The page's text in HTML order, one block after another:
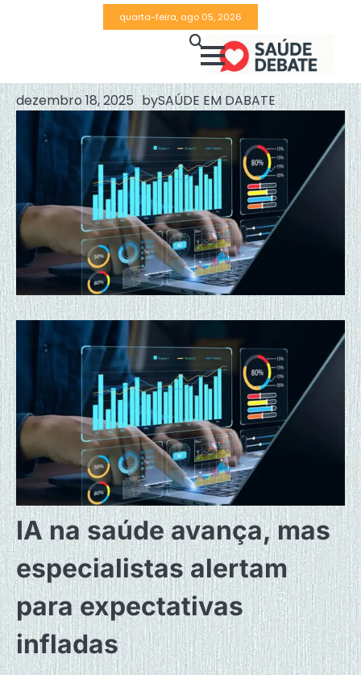
quarta-feira, ago 05, 2026
dezembro 18, 2025 bySAÚDE EM DABATE
IA na saúde avança, mas
especialistas alertam
para expectativas
infladas